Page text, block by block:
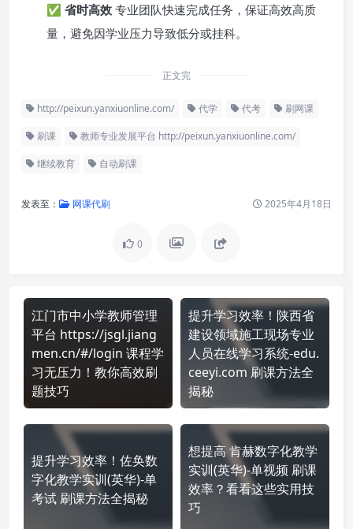
✅ 省时高效 专业团队快速完成任务，保证高效高质
量，避免因学业压力导致低分或挂科。
正文完
http://peixun.yanxiuonline.com/ 代学 代考 刷网课
刷课 教师专业发展平台 http://peixun.yanxiuonline.com/
继续教育 自动刷课
发表至： 网课代刷 2025年4月18日
0
江门市中小学教师管理
平台 https://jsgl.jiang
men.cn/#/login 课程学
习无压力！教你高效刷
题技巧
提升学习效率！陕西省
建设领域施工现场专业
人员在线学习系统-edu.
ceeyi.com 刷课方法全
揭秘
提升学习效率！佐奂数
字化教学实训(英华)-单
考试 刷课方法全揭秘
想提高 肯赫数字化教学
实训(英华)-单视频 刷课
效率？看看这些实用技
巧